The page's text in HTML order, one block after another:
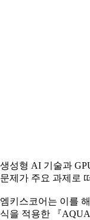
생성형 AI 기술과
문제가 주요 과제로
엠키스코어는 이를
식을 적용한 『